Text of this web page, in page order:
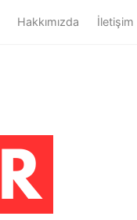
(current)
Hakkımızda İletişim